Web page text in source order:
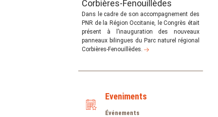
Corbières-Fenouillèdes
Dans le cadre de son accompagnement des
PNR de la Région Occitanie, le Congrès était
présent à l’inauguration des nouveaux
panneaux bilingues du Parc naturel régional
Corbières-Fenouillèdes.
Eveniments
Événements